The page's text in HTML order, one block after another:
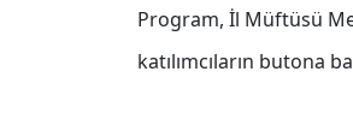
Program, İl Müftüsü
katılımcıların butona